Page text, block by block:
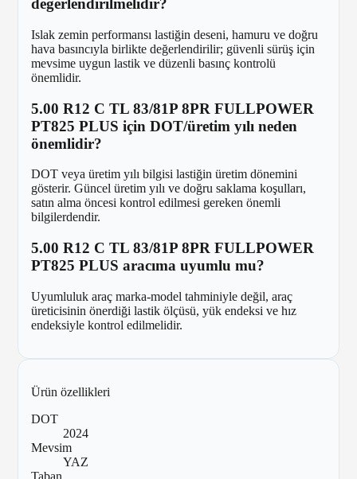
değerlendirilmelidir?
Islak zemin performansı lastiğin deseni, hamuru ve doğru
hava basıncıyla birlikte değerlendirilir; güvenli sürüş için
mevsime uygun lastik ve düzenli basınç kontrolü
önemlidir.
5.00 R12 C TL 83/81P 8PR FULLPOWER
PT825 PLUS için DOT/üretim yılı neden
önemlidir?
DOT veya üretim yılı bilgisi lastiğin üretim dönemini
gösterir. Güncel üretim yılı ve doğru saklama koşulları,
satın alma öncesi kontrol edilmesi gereken önemli
bilgilerdendir.
5.00 R12 C TL 83/81P 8PR FULLPOWER
PT825 PLUS aracıma uyumlu mu?
Uyumluluk araç marka-model tahminiyle değil, araç
üreticisinin önerdiği lastik ölçüsü, yük endeksi ve hız
endeksiyle kontrol edilmelidir.
Ürün özellikleri
DOT
2024
Mevsim
YAZ
Taban